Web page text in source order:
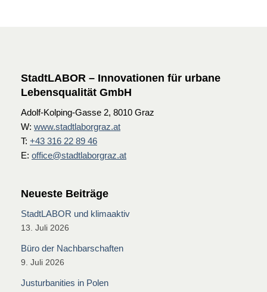
StadtLABOR – Innovationen für urbane
Lebensqualität GmbH
Adolf-Kolping-Gasse 2, 8010 Graz
W: www.stadtlaborgraz.at
T: +43 316 22 89 46
E: office@stadtlaborgraz.at
Neueste Beiträge
StadtLABOR und klimaaktiv
13. Juli 2026
Büro der Nachbarschaften
9. Juli 2026
Justurbanities in Polen